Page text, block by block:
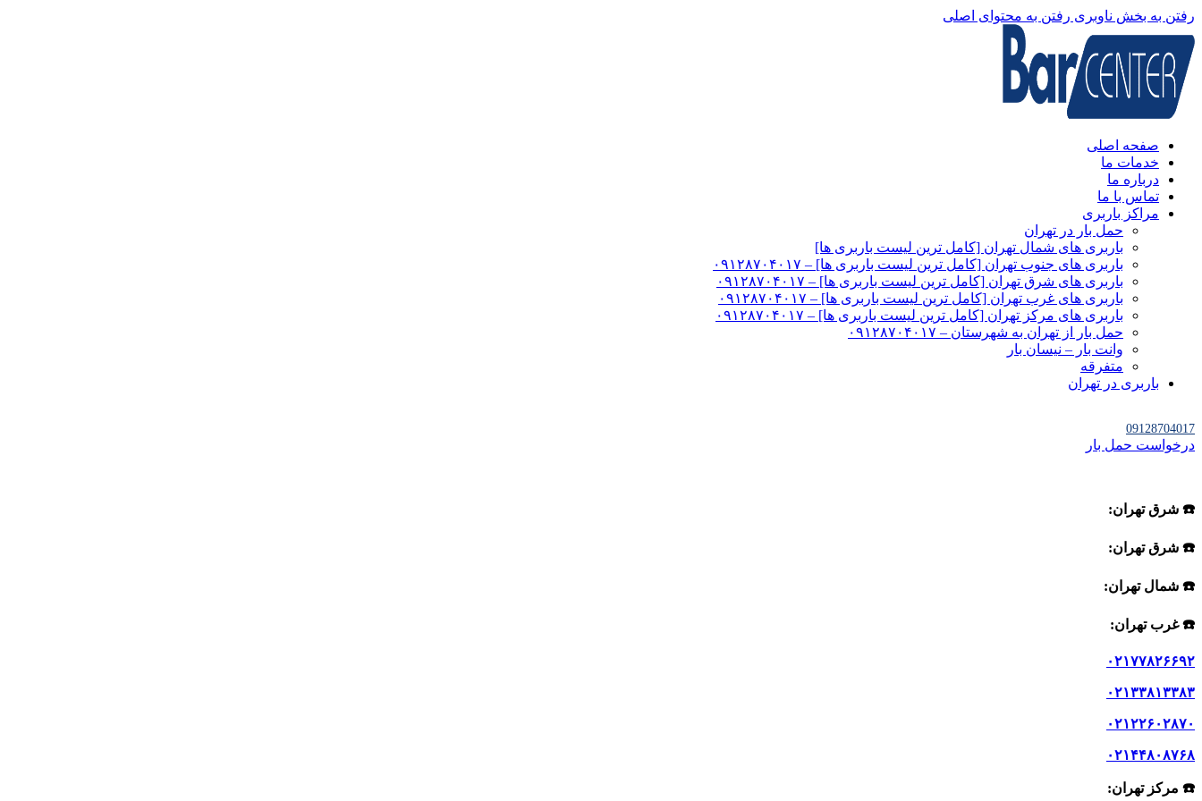
رفتن به بخش ناوبری رفتن به محتوای اصلی
صفحه اصلی
خدمات ما
درباره ما
تماس با ما
مراکز باربری
حمل بار در تهران
باربری های شمال تهران [کامل ترین لیست باربری ها]
باربری های جنوب تهران [کامل ترین لیست باربری ها] – ۰۹۱۲۸۷۰۴۰۱۷
باربری‌ های شرق تهران [کامل ترین لیست باربری ها] – ۰۹۱۲۸۷۰۴۰۱۷
باربری های غرب تهران [کامل ترین لیست باربری ها] – ۰۹۱۲۸۷۰۴۰۱۷
باربری های مرکز تهران [کامل ترین لیست باربری ها] – ۰۹۱۲۸۷۰۴۰۱۷
حمل بار از تهران به شهرستان – ۰۹۱۲۸۷۰۴۰۱۷
وانت بار – نیسان بار
متفرقه
باربری در تهران
09128704017
درخواست حمل بار
☎️ شرق تهران:
☎️ شرق تهران:
☎️ شمال تهران:
☎️ غرب تهران:
۰۲۱۷۷۸۲۶۶۹۲
۰۲۱۳۳۸۱۳۳۸۳
۰۲۱۲۲۶۰۲۸۷۰
۰۲۱۴۴۸۰۸۷۶۸
☎️ مرکز تهران: